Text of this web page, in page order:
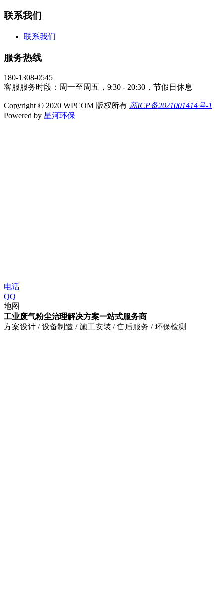
联系我们
联系我们
服务热线
180-1308-0545
客服服务时段：周一至周五，9:30 - 20:30，节假日休息
Copyright © 2020 WPCOM 版权所有 苏ICP备2021001414号-1
Powered by 星河环保
电话
QQ
地图
工业废气粉尘治理解决方案一站式服务商
方案设计 / 设备制造 / 施工安装 / 售后服务 / 环保检测